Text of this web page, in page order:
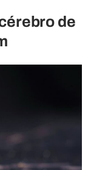
de